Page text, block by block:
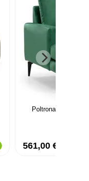
Poltrona Narchis
561,00 €